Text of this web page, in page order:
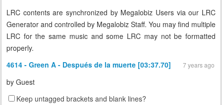
LRC contents are synchronized by Megalobiz Users via our LRC
Generator and controlled by Megalobiz Staff. You may find multiple
LRC for the same music and some LRC may not be formatted
properly.
4614 - Green A - Después de la muerte [03:37.70]
7 years ago
by Guest
Keep untagged brackets and blank lines?